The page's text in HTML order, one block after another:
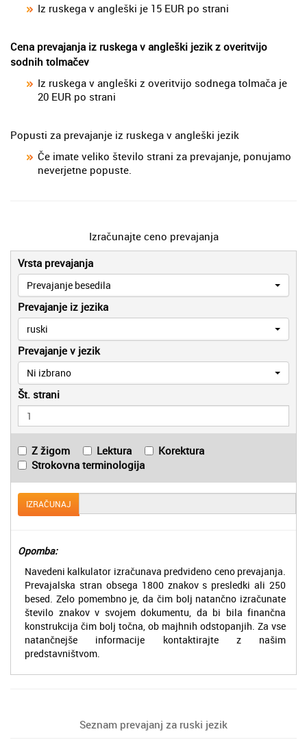
Iz ruskega v angleški je 15 EUR po strani
Cena prevajanja iz ruskega v angleški jezik z overitvijo
sodnih tolmačev
Iz ruskega v angleški z overitvijo sodnega tolmača je
20 EUR po strani
Popusti za prevajanje iz ruskega v angleški jezik
Če imate veliko število strani za prevajanje, ponujamo
neverjetne popuste.
Izračunajte ceno prevajanja
Vrsta prevajanja
Prevajanje besedila
Prevajanje iz jezika
ruski
Prevajanje v jezik
Ni izbrano
Št. strani
Z žigom Lektura
Korektura
Strokovna terminologija
IZRAČUNAJ
Opomba:
Navedeni kalkulator izračunava predvideno ceno prevajanja.
Prevajalska stran obsega 1800 znakov s presledki ali 250
besed. Zelo pomembno je, da čim bolj natančno izračunate
število znakov v svojem dokumentu, da bi bila finančna
konstrukcija čim bolj točna, ob majhnih odstopanjih. Za vse
natančnejše informacije kontaktirajte z našim
predstavništvom.
Seznam prevajanj za ruski jezik